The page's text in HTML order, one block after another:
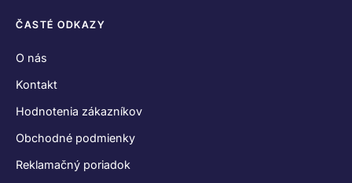
ČASTÉ ODKAZY
O nás
Kontakt
Hodnotenia zákazníkov
Obchodné podmienky
Reklamačný poriadok